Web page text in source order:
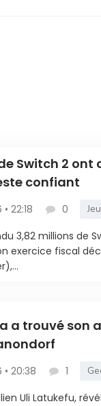
Switch 2 ont
confiant
22:18 0
3,82 millions de
exercice fiscal
a trouvé son
20:38 1
Uli Latukefu,